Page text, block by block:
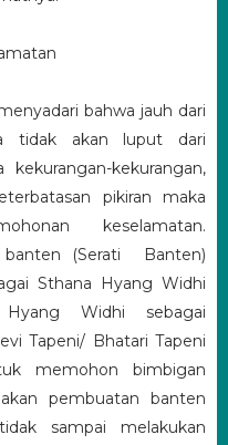
bahwa jauh dari
tidak akan luput dari
kekurangan,
pikiran maka
keselamatan.
banten (Serati Banten)
Sthana Hyang Widhi
Widhi sebagai
Tapeni/ Bhatari Tapeni
memohon bimbigan
pembuatan banten
sampai melakukan